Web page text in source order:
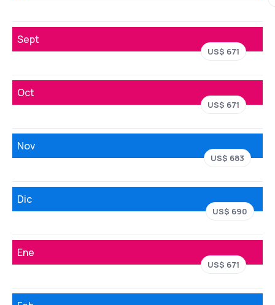
Sept
US$ 671
Oct
US$ 671
Nov
US$ 683
Dic
US$ 690
Ene
US$ 671